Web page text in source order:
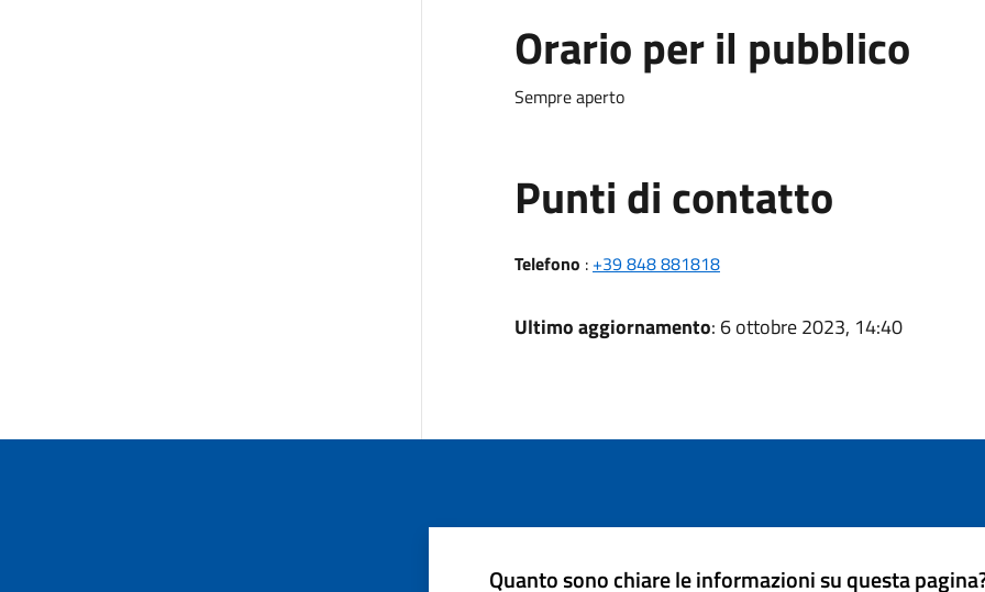
Orario per il pubblico
Sempre aperto
Punti di contatto
Telefono : +39 848 881818
Ultimo aggiornamento: 6 ottobre 2023, 14:40
Quanto sono chiare le informazioni su questa